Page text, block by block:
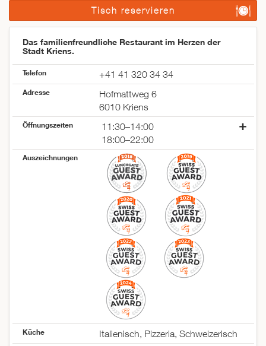
Tisch reservieren
Das familienfreundliche Restaurant im Herzen der
Stadt Kriens.
Telefon +41 41 320 34 34
Adresse
Hofmattweg 6
6010 Kriens
Öffnungszeiten
11:30–14:00
18:00–22:00
Montag
geschlossen
11:30–14:00
18:00–22:00
11:30–14:00
18:00–22:00
11:30–14:00
18:00–22:00
11:30–14:00
18:00–22:00
11:30–14:00
18:00–22:00
geschlossen
Auszeichnungen
Küche Italienisch, Pizzeria, Schweizerisch